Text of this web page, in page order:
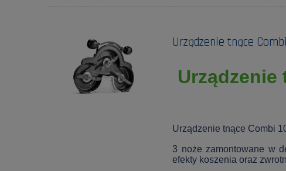
Urządzenie tnące
Urządzenie
Urządzenie tnące Combi
3 noże zamontowane w
efekty koszenia oraz